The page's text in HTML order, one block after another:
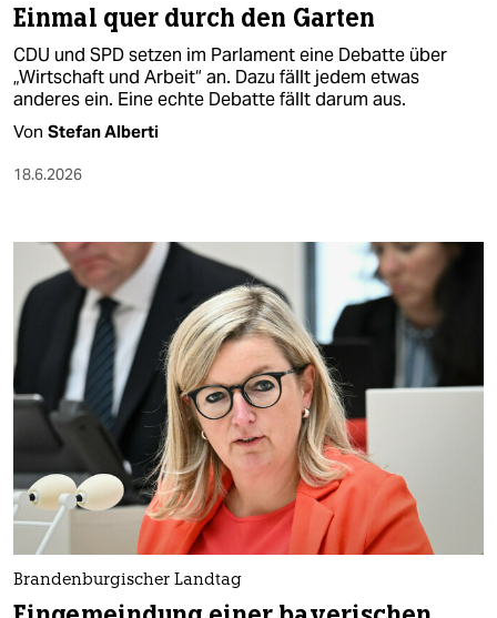
Einmal quer durch den Garten
CDU und SPD setzen im Parlament eine Debatte über
„Wirtschaft und Arbeit“ an. Dazu fällt jedem etwas
anderes ein. Eine echte Debatte fällt darum aus.
Von Stefan Alberti
18.6.2026
Brandenburgischer Landtag